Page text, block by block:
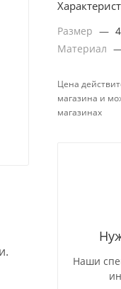
Размер —
Материал
Цена
магазина и
магазинах
Наши